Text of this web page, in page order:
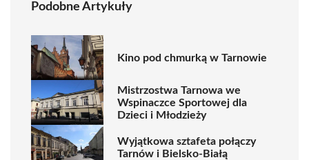
Podobne Artykuły
Kino pod chmurką w Tarnowie
Mistrzostwa Tarnowa we
Wspinaczce Sportowej dla
Dzieci i Młodzieży
Wyjątkowa sztafeta połączy
Tarnów i Bielsko-Białą